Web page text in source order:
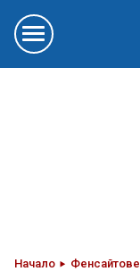
Начало Фенсайтове